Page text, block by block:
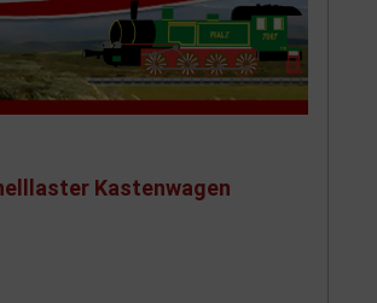
Kastenwagen